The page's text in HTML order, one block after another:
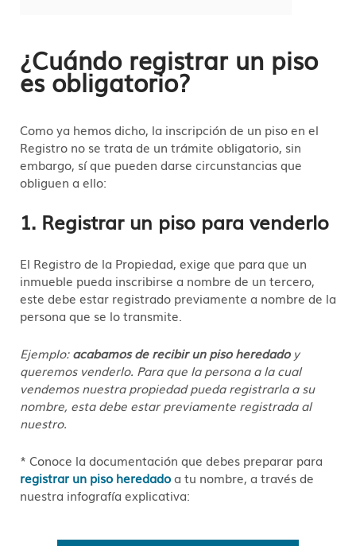
¿Cuándo registrar un piso
es obligatorio?
Como ya hemos dicho, la inscripción de un piso en el
Registro no se trata de un trámite obligatorio, sin
embargo, sí que pueden darse circunstancias que
obliguen a ello:
1. Registrar un piso para venderlo
El Registro de la Propiedad, exige que para que un
inmueble pueda inscribirse a nombre de un tercero,
este debe estar registrado previamente a nombre de la
persona que se lo transmite.
Ejemplo:acabamos de recibir un piso heredadoy
queremos venderlo. Para que la persona a la cual
vendemos nuestra propiedad pueda registrarla a su
nombre, esta debe estar previamente registrada al
nuestro.
* Conoce la documentación que debes preparar para
registrar un piso heredadoa tu nombre, a través de
nuestra infografía explicativa: